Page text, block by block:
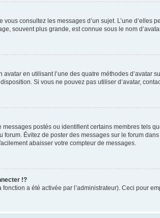
consultez les messages d’un sujet. L’une
souvent plus grande, est connue sous le nom
en utilisant l’une des quatre méthodes d’avatar
Si vous ne pouvez pas utiliser d’avatar,
postés ou identifient certains membres tels
forum. Évitez de poster des messages sur le forum
abaisser votre compteur de messages.
!?
a été activée par l’administrateur). Ceci pour